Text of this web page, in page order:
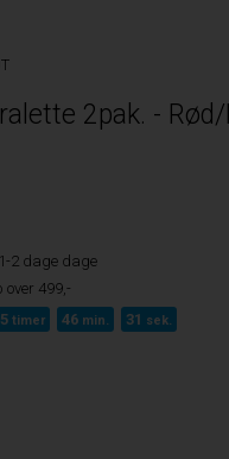
2pak. -
2 dage dage
499,-
timer 46 min. 30 sek.